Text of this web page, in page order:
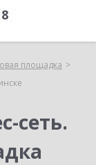
площадка
сеть.